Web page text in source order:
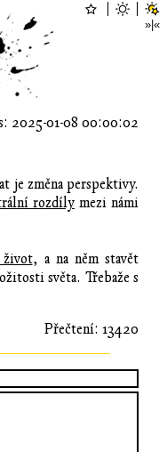
2025-01-08 00:00:02
je změna perspektivy.
rozdílymezi námi
život, a na něm stavět
světa. Třebaže s
Přečtení: 13420